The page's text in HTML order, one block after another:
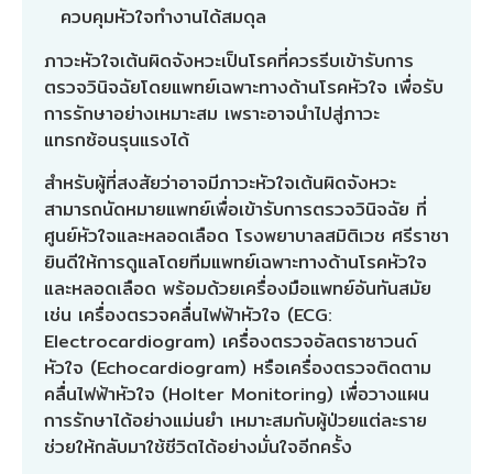
ควบคุมหัวใจทำงานได้สมดุล
ภาวะหัวใจเต้นผิดจังหวะเป็นโรคที่ควรรีบเข้ารับการ
ตรวจวินิจฉัยโดยแพทย์เฉพาะทางด้านโรคหัวใจ เพื่อรับ
การรักษาอย่างเหมาะสม เพราะอาจนำไปสู่ภาวะ
แทรกซ้อนรุนแรงได้
สำหรับผู้ที่สงสัยว่าอาจมีภาวะหัวใจเต้นผิดจังหวะ
สามารถนัดหมายแพทย์เพื่อเข้ารับการตรวจวินิจฉัย ที่
ศูนย์หัวใจและหลอดเลือด โรงพยาบาลสมิติเวช ศรีราชา
ยินดีให้การดูแลโดยทีมแพทย์เฉพาะทางด้านโรคหัวใจ
และหลอดเลือด พร้อมด้วยเครื่องมือแพทย์อันทันสมัย
เช่น เครื่องตรวจคลื่นไฟฟ้าหัวใจ (ECG:
Electrocardiogram) เครื่องตรวจอัลตราซาวนด์
หัวใจ (Echocardiogram) หรือเครื่องตรวจติดตาม
คลื่นไฟฟ้าหัวใจ (Holter Monitoring) เพื่อวางแผน
การรักษาได้อย่างแม่นยำ เหมาะสมกับผู้ป่วยแต่ละราย
ช่วยให้กลับมาใช้ชีวิตได้อย่างมั่นใจอีกครั้ง